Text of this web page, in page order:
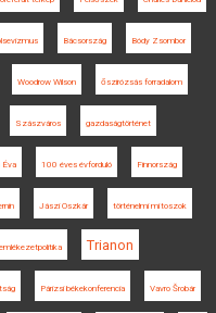
Bácsország Bódy Zsombor
Woodrow Wilson őszirózsás forradalom
Szászváros gazdaságtörténet
Éva 100 éves évforduló Finnország
Jászi Oszkár történelmi mítoszok
emlékezetpolitika Trianon
Párizsi békekonferencia Vavro Šrobár